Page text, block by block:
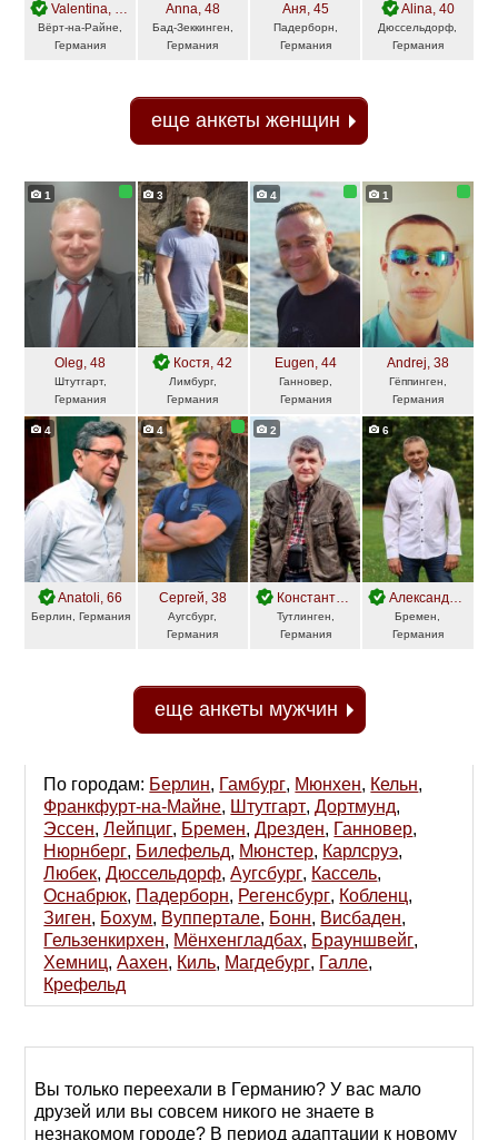
Valentina, 43
Вёрт-на-Райне,
Германия
Anna, 48
Бад-Зеккинген,
Германия
Аня, 45
Падерборн,
Германия
Alina, 40
Дюссельдорф,
Германия
еще анкеты женщин
1
Oleg, 48
Штутгарт,
Германия
3
Костя, 42
Лимбург,
Германия
4
Eugen, 44
Ганновер,
Германия
1
Andrej, 38
Гёппинген,
Германия
4
Anatoli, 66
Берлин, Германия
4
Сергей, 38
Аугсбург,
Германия
2
Константин , 63
Тутлинген,
Германия
6
Александр , 41
Бремен,
Германия
еще анкеты мужчин
По городам: Берлин, Гамбург, Мюнхен, Кельн,
Франкфурт-на-Майне, Штутгарт,Дортмунд,
Эссен,Лейпциг, Бремен,Дрезден, Ганновер,
Нюрнберг, Билефельд, Мюнстер, Карлсруэ,
Любек,Дюссельдорф,Аугсбург, Кассель,
Оснабрюк, Падерборн, Регенсбург, Кобленц,
Зиген, Бохум, Вуппертале, Бонн, Висбаден,
Гельзенкирхен, Мёнхенгладбах, Брауншвейг,
Хемниц,Аахен, Киль, Магдебург, Галле,
Крефельд
Вы только переехали в Германию? У вас мало
друзей или вы совсем никого не знаете в
незнакомом городе? В период адаптации к новому